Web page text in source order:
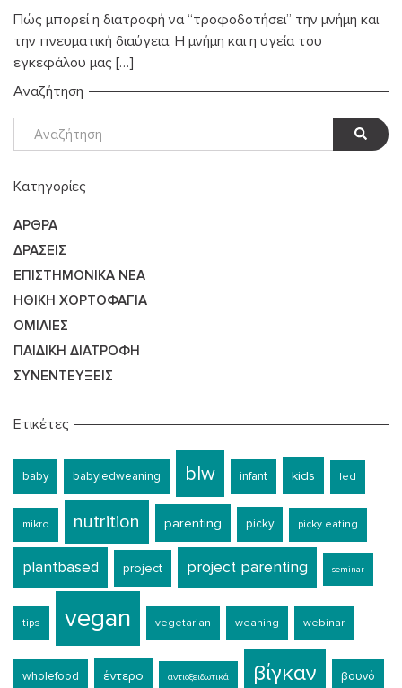
Πώς μπορεί η διατροφή να “τροφοδοτήσει” την μνήμη και
την πνευματική διαύγεια; Η μνήμη και η υγεία του
εγκεφάλου μας […]
Αναζήτηση
Kατηγορίες
ΆΡΘΡΑ
ΔΡΆΣΕΙΣ
ΕΠΙΣΤΗΜΟΝΙΚΆ ΝΈΑ
ΗΘΙΚΉ ΧΟΡΤΟΦΑΓΊΑ
ΟΜΙΛΊΕΣ
ΠΑΙΔΙΚΉ ΔΙΑΤΡΟΦΉ
ΣΥΝΕΝΤΕΎΞΕΙΣ
Ετικέτες
baby babyledweaning blw infant kids led
mikro nutrition parenting picky picky eating
plantbased project project parenting seminar
tips vegan vegetarian weaning webinar
wholefood έντερο αντιοξειδωτικά βίγκαν βουνό